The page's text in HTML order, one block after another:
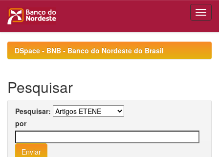
navigationDSpace - BNB - Banco do Nordeste do Brasil
Pesquisar
Pesquisar:
por